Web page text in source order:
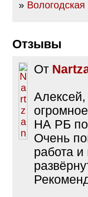
» Вологодская
Отзывы
От
Алексей,
НА РБ по
Очень
работа